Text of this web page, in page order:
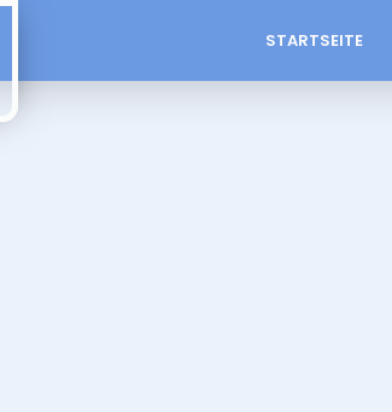
STARTSEITE